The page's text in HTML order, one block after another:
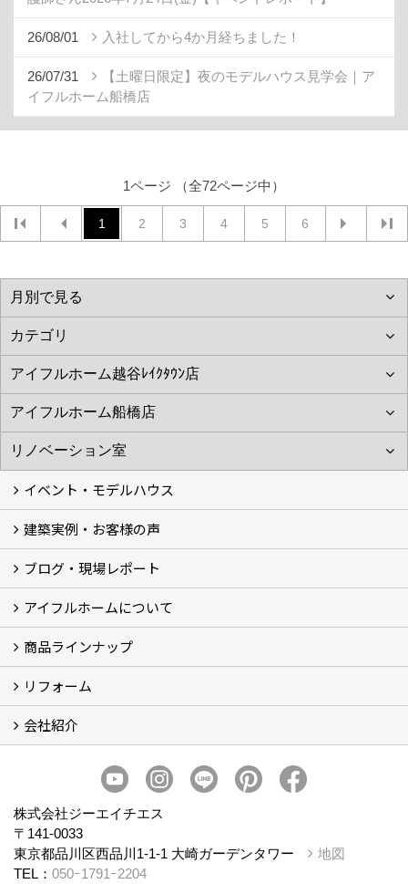
26/08/01 入社してから4か月経ちました！
26/07/31
【土曜日限定】夜のモデルハウス見学会｜ア
イフルホーム船橋店
1ページ （全72ページ中）
1 2 3 4 5 6
イベント・モデルハウス
イベント
モデルハウス見学
建築実例・お客様の声
建築実例
お客様の声
ブログ・現場レポート
ブログ
現場レポート
アイフルホームについて
アイフルホームについて (5)
商品ラインナップ
商品ラインナップ
リフォーム
まるごと断熱リフォーム
イベント情報
施工事例
会社紹介
スタッフ紹介
個人情報保護方針
株式会社ジーエイチエス
〒141-0033
東京都品川区西品川1-1-1 大崎ガーデンタワー
地図
TEL： 050ｰ1791ｰ2204